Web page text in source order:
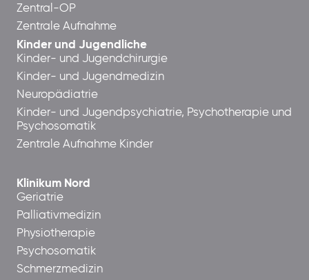
Zentral-OP
Zentrale Aufnahme
Kinder und Jugendliche
Kinder- und Jugendchirurgie
Kinder- und Jugendmedizin
Neuropädiatrie
Kinder- und Jugendpsychiatrie, Psychotherapie und
Psychosomatik
Zentrale Aufnahme Kinder
Klinikum Nord
Geriatrie
Palliativmedizin
Physiotherapie
Psychosomatik
Schmerzmedizin